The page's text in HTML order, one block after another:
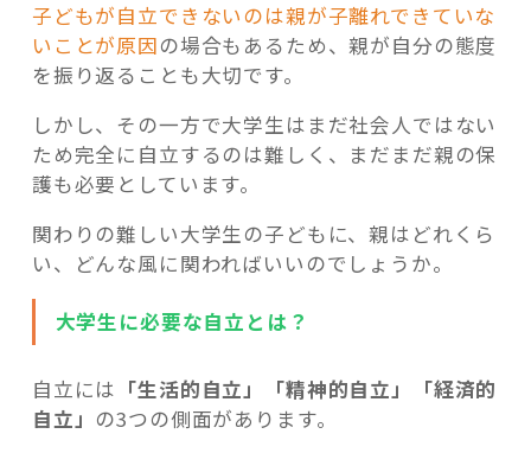
子どもが自立できないのは親が子離れできていな
いことが原因の場合もあるため、親が自分の態度
を振り返ることも大切です。
しかし、その一方で大学生はまだ社会人ではない
ため完全に自立するのは難しく、まだまだ親の保
護も必要としています。
関わりの難しい大学生の子どもに、親はどれくら
い、どんな風に関わればいいのでしょうか。
大学生に必要な自立とは？
自立には 「生活的自立」「精神的自立」「経済的
自立」 の3つの側面があります。